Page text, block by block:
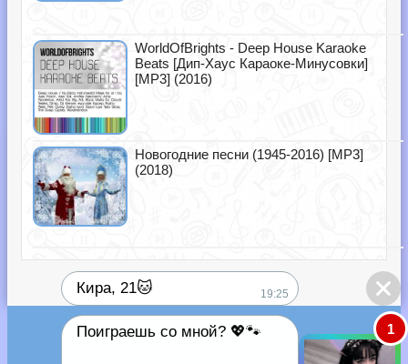
WorldOfBrights - Deep House Karaoke
Beats [Дип-Хаус Караоке-Минусовки]
[MP3] (2016)
Новогодние песни (1945-2016) [MP3]
(2018)
Кира, 21🐱 19:25
Поиграешь со мной? 💖🐾 1